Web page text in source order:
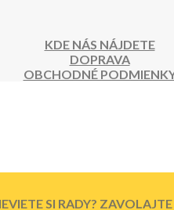
KDE NÁS NÁJDETE
DOPRAVA
OBCHODNÉ
SI RADY?